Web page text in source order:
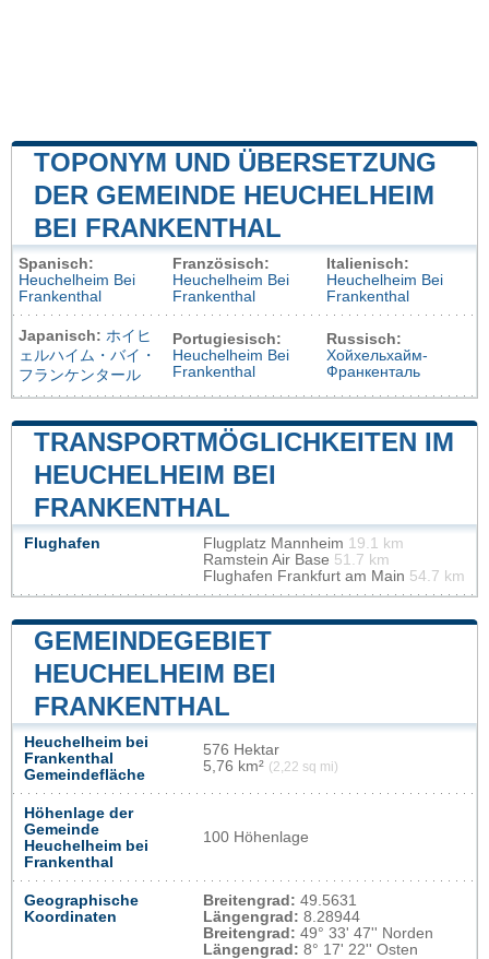
TOPONYM UND ÜBERSETZUNG
DER GEMEINDE HEUCHELHEIM
BEI FRANKENTHAL
Spanisch:
Heuchelheim Bei
Frankenthal
Französisch:
Heuchelheim Bei
Frankenthal
Italienisch:
Heuchelheim Bei
Frankenthal
Japanisch: ホイヒ
ェルハイム・バイ・
フランケンタール
Portugiesisch:
Heuchelheim Bei
Frankenthal
Russisch:
Хойхельхайм-
Франкенталь
TRANSPORTMÖGLICHKEITEN IM
HEUCHELHEIM BEI
FRANKENTHAL
Flughafen Flugplatz Mannheim 19.1 km
Ramstein Air Base 51.7 km
Flughafen Frankfurt am Main 54.7 km
GEMEINDEGEBIET
HEUCHELHEIM BEI
FRANKENTHAL
Heuchelheim bei
Frankenthal
Gemeindefläche
576 Hektar
5,76 km² (2,22 sq mi)
Höhenlage der
Gemeinde
Heuchelheim bei
Frankenthal
100 Höhenlage
Geographische
Koordinaten
Breitengrad: 49.5631
Längengrad: 8.28944
Breitengrad: 49° 33' 47'' Norden
Längengrad: 8° 17' 22'' Osten